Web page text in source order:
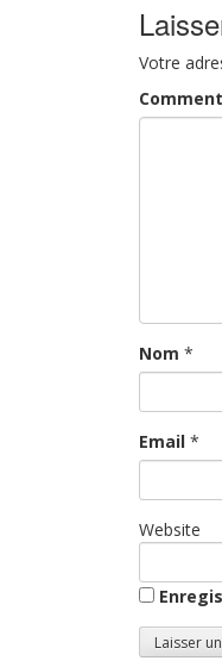
Votre
Nom *
Email *
Website